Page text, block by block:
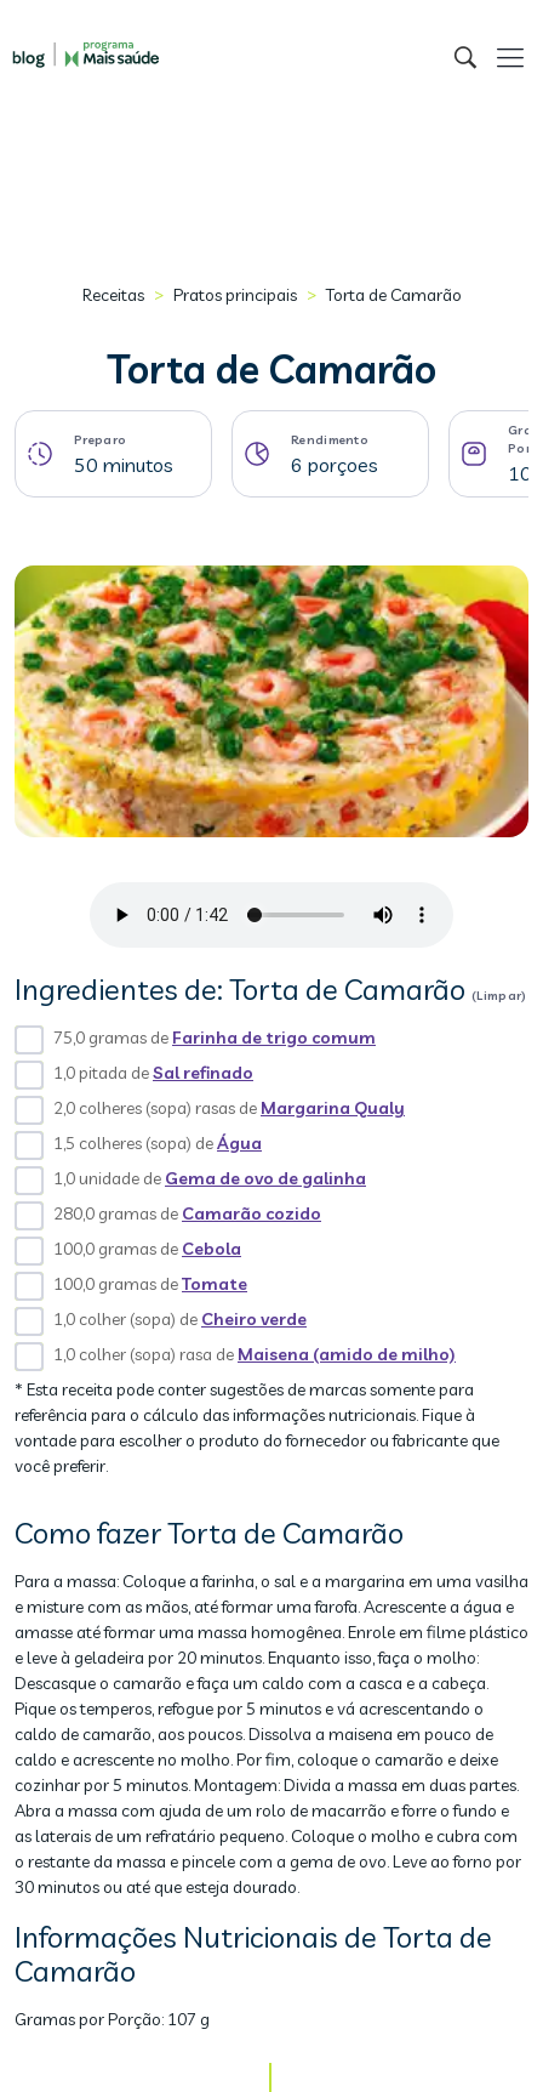
Receitas > Pratos principais > Torta de Camarão
Torta de Camarão
Preparo
50 minutos
Rendimento
6 porçoes
Ingredientes de: Torta de Camarão (Limpar)
75,0 gramas de Farinha de trigo comum
1,0 pitada deSal refinado
2,0 colheres (sopa) rasas de Margarina Qualy
1,5 colheres (sopa) deÁgua
1,0 unidade de Gema de ovo de galinha
280,0 gramas de Camarão cozido
100,0 gramas de Cebola
100,0 gramas deTomate
1,0 colher (sopa) de Cheiro verde
1,0 colher (sopa) rasa de Maisena (amido de milho)
* Esta receita pode conter sugestões de marcas somente para
referência para o cálculo das informações nutricionais. Fique à
vontade para escolher o produto do fornecedor ou fabricante que
você preferir.
Como fazer Torta de Camarão
Para a massa: Coloque a farinha, o sal e a margarina em uma vasilha
e misture com as mãos, até formar uma farofa. Acrescente a água e
amasse até formar uma massa homogênea. Enrole em filme plástico
e leve à geladeira por 20 minutos. Enquanto isso, faça o molho:
Descasque o camarão e faça um caldo com a casca e a cabeça.
Pique os temperos, refogue por 5 minutos e vá acrescentando o
caldo de camarão, aos poucos. Dissolva a maisena em pouco de
caldo e acrescente no molho. Por fim, coloque o camarão e deixe
cozinhar por 5 minutos. Montagem: Divida a massa em duas partes.
Abra a massa com ajuda de um rolo de macarrão e forre o fundo e
as laterais de um refratário pequeno. Coloque o molho e cubra com
o restante da massa e pincele com a gema de ovo. Leve ao forno por
30 minutos ou até que esteja dourado.
Informações Nutricionais de Torta de
Camarão
Gramas por Porção: 107 g